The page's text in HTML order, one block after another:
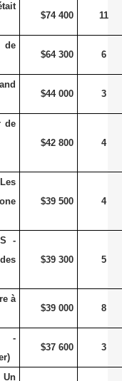
$74 400 11
de
$64 300 6
$44 000 3
de
$42 800 4
$39 500 4
-
$39 300 5
à
$39 000 8
-
$37 600 3
Un